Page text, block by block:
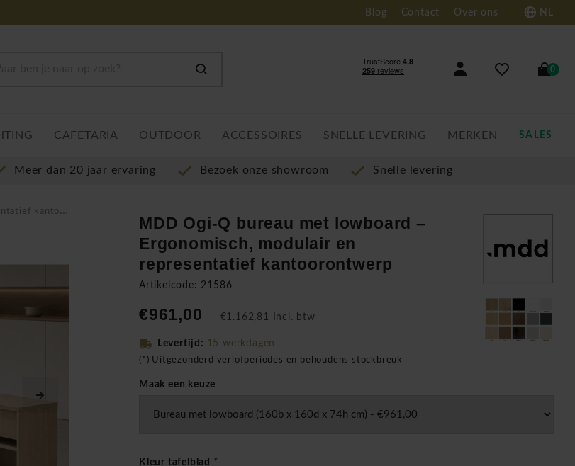
Blog Contact Over ons NL
0
CAFETARIA OUTDOOR ACCESSOIRES SNELLE LEVERING MERKEN SALES
Meer dan 20 jaar ervaring Bezoek onze showroom Snelle levering
MDD Ogi-Q bureau met lowboard –
Ergonomisch, modulair en
representatief kantoorontwerp
Artikelcode: 21586
€961,00 €1.162,81 Incl. btw
Levertijd: 15 werkdagen
(*) Uitgezonderd verlofperiodes en behoudens stockbreuk
Maak een keuze
Kleur tafelblad *